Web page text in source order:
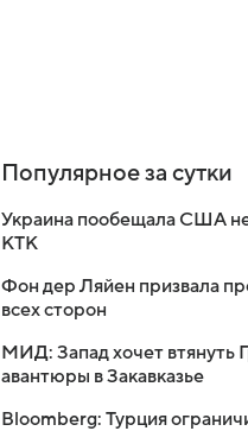
Популярное за сутки
Украина пообещала США не
КТК
Фон дер Ляйен призвала
всех сторон
МИД: Запад хочет втянуть
авантюры в Закавказье
Bloomberg: Турция